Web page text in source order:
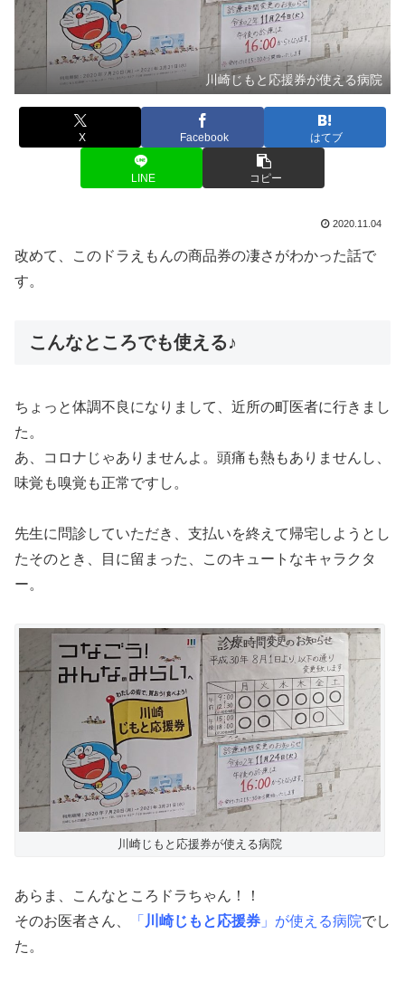
川崎じもと応援券が使える病院
X Facebook はてブ
LINE コピー
2020.11.04
改めて、このドラえもんの商品券の凄さがわかった話で
す。
こんなところでも使える♪
ちょっと体調不良になりまして、近所の町医者に行きまし
た。
あ、コロナじゃありませんよ。頭痛も熱もありませんし、
味覚も嗅覚も正常ですし。
先生に問診していただき、支払いを終えて帰宅しようとし
たそのとき、目に留まった、このキュートなキャラクタ
ー。
川崎じもと応援券が使える病院
あらま、こんなところドラちゃん！！
そのお医者さん、
「 川崎じもと応援券 」が使える病院でし
た。